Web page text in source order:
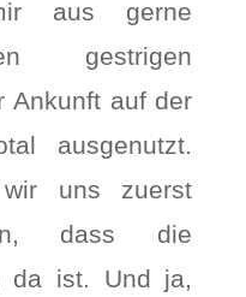
aus gerne
gestrigen
Ankunft auf der
ausgenutzt.
wir uns zuerst
dass die
da ist. Und ja,